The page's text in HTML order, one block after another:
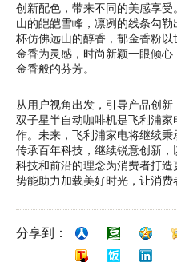
创新配色，带来不同的美感享
山的皑皑雪峰，凛冽的线条勾
杯仿佛远山的醇香，郁金香粉
金香为灵感，时尚新颖一眼倾
金香般的芬芳。
从用户视角出发，引导产品创新
双子星半自动咖啡机是飞利浦
作。未来，飞利浦家电将继续秉
传承百年科技，继续锐意创新
科技和前沿的理念为消费者打
势能助力加载美好时光，让消费
分享到：